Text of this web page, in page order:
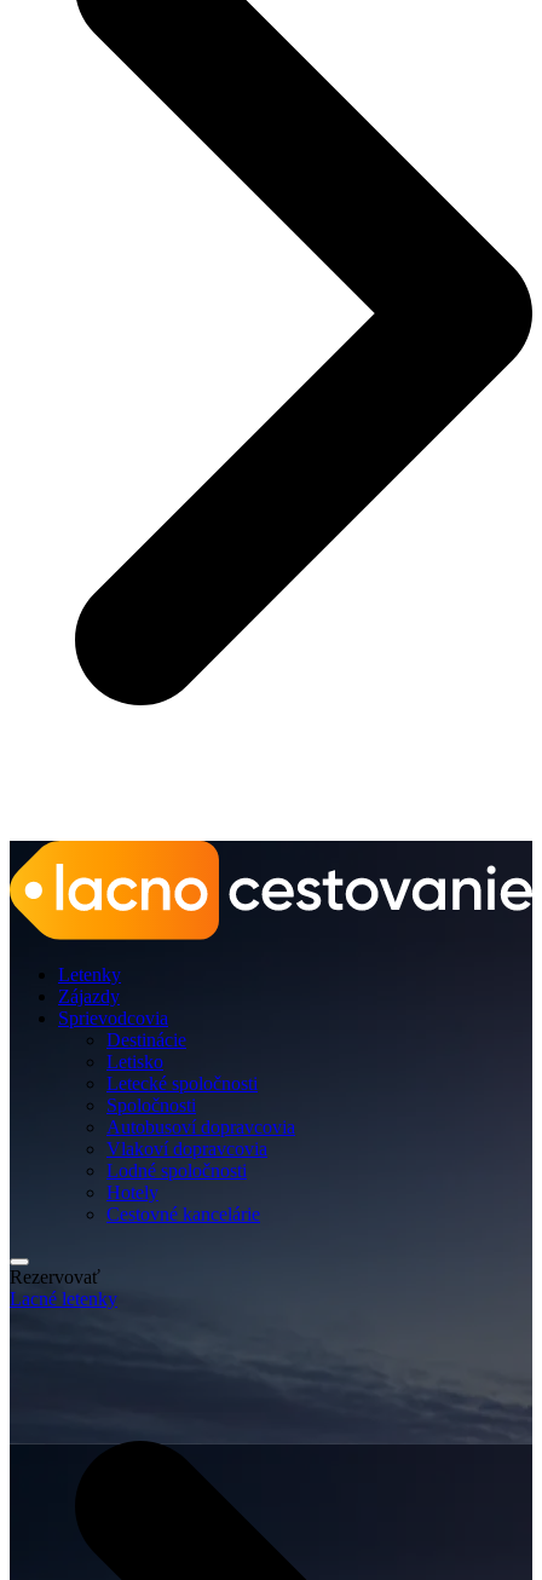
Letenky
Zájazdy
Sprievodcovia
Destinácie
Letisko
Letecké spoločnosti
Spoločnosti
Autobusoví dopravcovia
Vlakoví dopravcovia
Lodné spoločnosti
Hotely
Cestovné kancelárie
Rezervovať
Lacné letenky